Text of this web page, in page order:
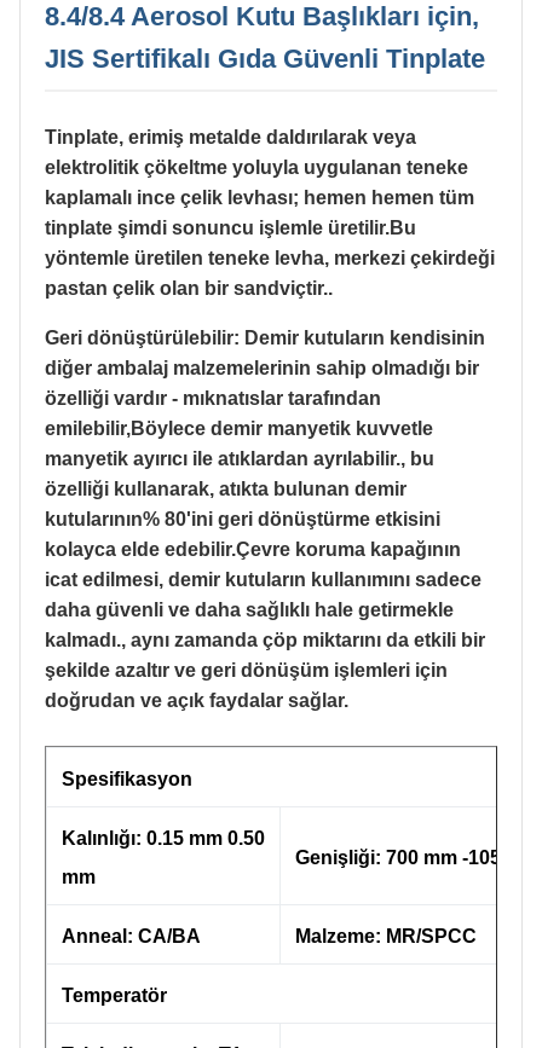
8.4/8.4 Aerosol Kutu Başlıkları için,
JIS Sertifikalı Gıda Güvenli Tinplate
Tinplate, erimiş metalde daldırılarak veya
elektrolitik çökeltme yoluyla uygulanan teneke
kaplamalı ince çelik levhası; hemen hemen tüm
tinplate şimdi sonuncu işlemle üretilir.Bu
yöntemle üretilen teneke levha, merkezi çekirdeği
pastan çelik olan bir sandviçtir..
Geri dönüştürülebilir: Demir kutuların kendisinin
diğer ambalaj malzemelerinin sahip olmadığı bir
özelliği vardır - mıknatıslar tarafından
emilebilir,Böylece demir manyetik kuvvetle
manyetik ayırıcı ile atıklardan ayrılabilir., bu
özelliği kullanarak, atıkta bulunan demir
kutularının% 80'ini geri dönüştürme etkisini
kolayca elde edebilir.Çevre koruma kapağının
icat edilmesi, demir kutuların kullanımını sadece
daha güvenli ve daha sağlıklı hale getirmekle
kalmadı., aynı zamanda çöp miktarını da etkili bir
şekilde azaltır ve geri dönüşüm işlemleri için
doğrudan ve açık faydalar sağlar.
Spesifikasyon
Kalınlığı: 0.15 mm 0.50
mm
Genişliği: 700 mm -1050
Anneal: CA/BA Malzeme: MR/SPCC
Temperatör